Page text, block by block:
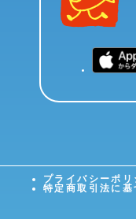
プライバシーポリ
特定商取引法に基